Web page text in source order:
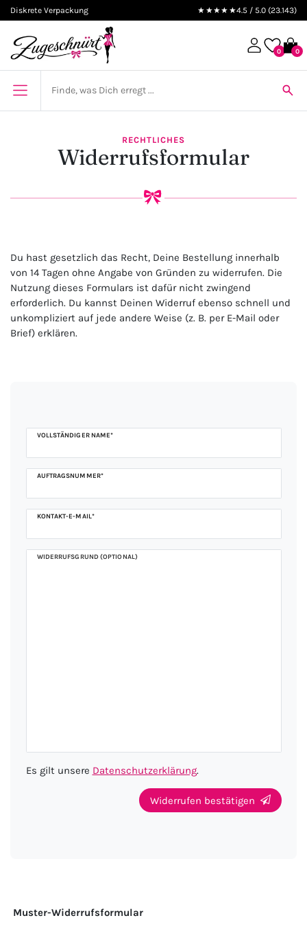
Diskrete Verpackung ★★★★★4.5 / 5.0 (23.143)
0 0
RECHTLICHES
Widerrufsformular
Du hast gesetzlich das Recht, Deine Bestellung innerhalb
von 14 Tagen ohne Angabe von Gründen zu widerrufen. Die
Nutzung dieses Formulars ist dafür nicht zwingend
erforderlich. Du kannst Deinen Widerruf ebenso schnell und
unkompliziert auf jede andere Weise (z. B. per E-Mail oder
Brief) erklären.
VOLLSTÄNDIGER NAME*
AUFTRAGSNUMMER*
KONTAKT-E-MAIL*
WIDERRUFSGRUND (OPTIONAL)
Es gilt unsere Daten­schutz­erklärung.
Ceres::Template.mailFormHoneypotLabel
Widerrufen bestätigen
Muster-Widerrufsformular